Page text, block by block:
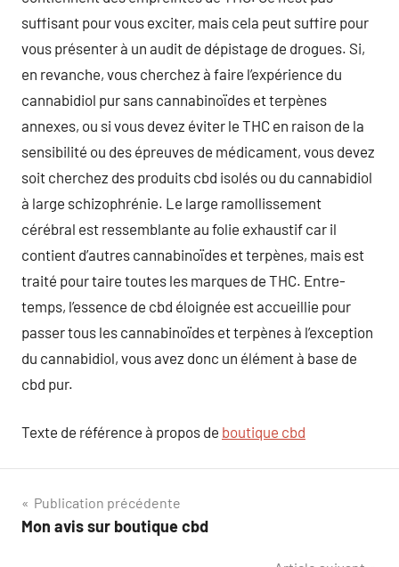
suffisant pour vous exciter, mais cela peut suffire pour
vous présenter à un audit de dépistage de drogues. Si,
en revanche, vous cherchez à faire l’expérience du
cannabidiol pur sans cannabinoïdes et terpènes
annexes, ou si vous devez éviter le THC en raison de la
sensibilité ou des épreuves de médicament, vous devez
soit cherchez des produits cbd isolés ou du cannabidiol
à large schizophrénie. Le large ramollissement
cérébral est ressemblante au folie exhaustif car il
contient d’autres cannabinoïdes et terpènes, mais est
traité pour taire toutes les marques de THC. Entre-
temps, l’essence de cbd éloignée est accueillie pour
passer tous les cannabinoïdes et terpènes à l’exception
du cannabidiol, vous avez donc un élément à base de
cbd pur.
Texte de référence à propos de boutique cbd
Navigation
de
Publication précédente
Mon avis sur boutique cbd